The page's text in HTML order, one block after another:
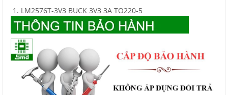
LM2576T-3V3 BUCK 3V3 3A TO220-5